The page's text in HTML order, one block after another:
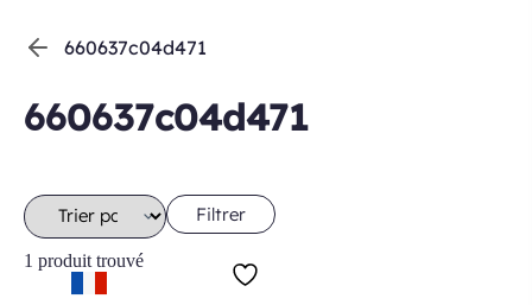
660637c04d471
660637c04d471
Filtrer
1 produit trouvé